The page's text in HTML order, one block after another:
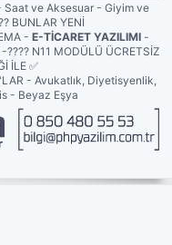
Saat ve Aksesuar - Giyim ve
BUNLAR YENİ
- E-TİCARET YAZILIMI -
N11 MODÜLÜ ÜCRETSİZ
İLE ✅
- Avukatlık, Diyetisyenlik,
- Beyaz Eşya